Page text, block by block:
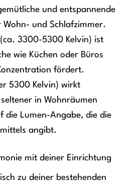
und entspannende
und Schlafzimmer.
3300-5300 Kelvin) ist
wie Küchen oder Büros
fördert.
5300 Kelvin) wirkt
in Wohnräumen
die Lumen-Angabe, die die
angibt.
mit deiner Einrichtung
zu deiner bestehenden